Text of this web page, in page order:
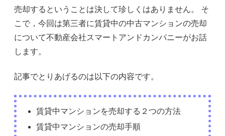
売却するということは決して珍しくはありません。 そ
こで，今回は第三者に賃貸中の中古マンションの売却
について不動産会社スマートアンドカンパニーがお話
します。
記事でとりあげるのは以下の内容です。
賃貸中マンションを売却する２つの方法
賃貸中マンションの売却手順